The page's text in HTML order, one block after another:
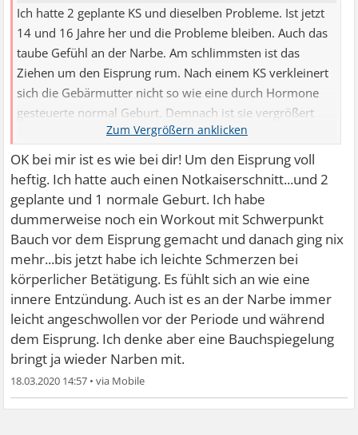
Ich hatte 2 geplante KS und dieselben Probleme. Ist jetzt
14 und 16 Jahre her und die Probleme bleiben. Auch das
taube Gefühl an der Narbe. Am schlimmsten ist das
Ziehen um den Eisprung rum. Nach einem KS verkleinert
sich die Gebärmutter nicht so wie eine durch Hormone
gesteuerte normal Geburt. Demnach ist sie vergrößert
und krampft auch mehr. Und das Narbengewebe dehnt
sich halt nicht mit. Und wenn der Darm z. B. gereizt ist
oder extrem voll, kann auch das die Schmerzen an den
inneren Narben verstärken. Ich bereue die KS, war aber
wegen meiner kaputten Bandscheiben nicht anders
möglich
OK bei mir ist es wie bei dir! Um den Eisprung voll
heftig. Ich hatte auch einen Notkaiserschnitt...und 2
geplante und 1 normale Geburt. Ich habe
dummerweise noch ein Workout mit Schwerpunkt
Bauch vor dem Eisprung gemacht und danach ging nix
mehr...bis jetzt habe ich leichte Schmerzen bei
körperlicher Betätigung. Es fühlt sich an wie eine
innere Entzündung. Auch ist es an der Narbe immer
leicht angeschwollen vor der Periode und während
dem Eisprung. Ich denke aber eine Bauchspiegelung
bringt ja wieder Narben mit.
18.03.2020 14:57 •